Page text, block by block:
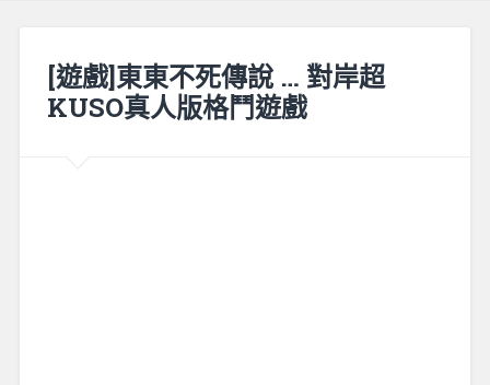
[遊戲]東東不死傳說 … 對岸超
KUSO真人版格鬥遊戲